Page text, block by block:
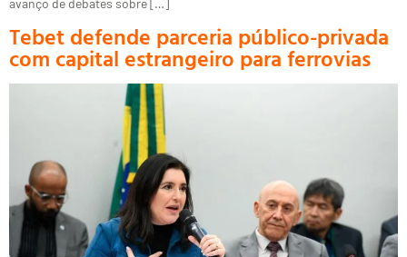
avanço de debates sobre […]
Tebet defende parceria público-privada
com capital estrangeiro para ferrovias